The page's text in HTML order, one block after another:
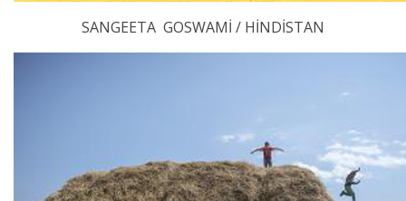
SANGEETA GOSWAMİ / HİNDİSTAN